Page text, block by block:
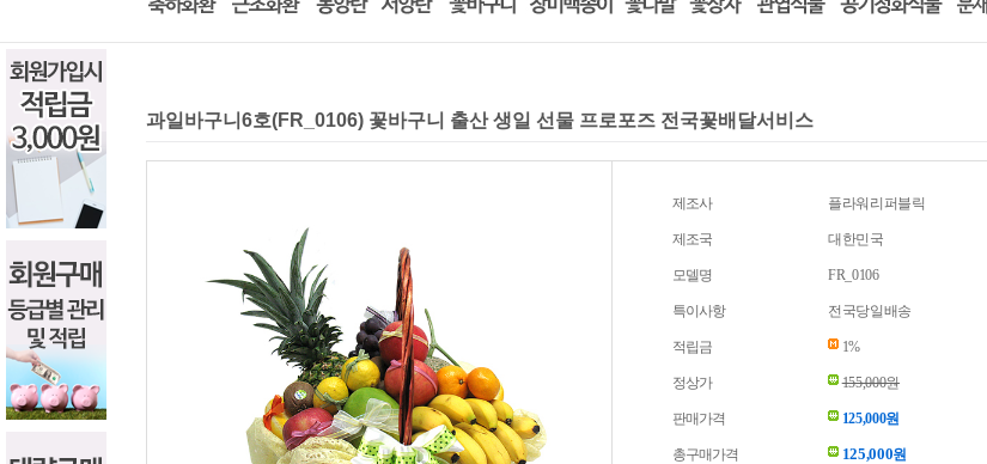
과일바구니6호(FR_0106) 꽃바구니 출산 생일 선물 프로포즈 전국꽃배달서비스
제조사 플라워리퍼블릭
제조국 대한민국
모델명 FR_0106
특이사항 전국당일배송
적립금 1%
정상가 155,000원
판매가격 125,000원
총구매가격 125,000원